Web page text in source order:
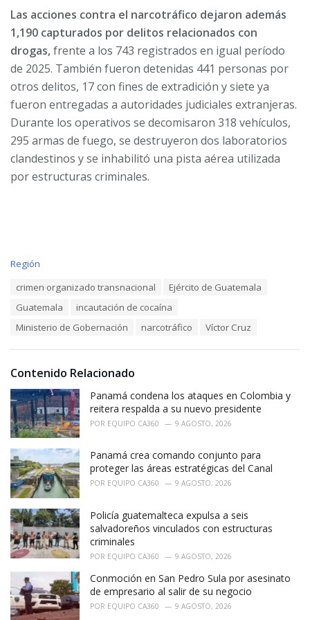
Las acciones contra el narcotráfico dejaron además
1,190 capturados por delitos relacionados con
drogas,frente a los 743 registrados en igual período
de 2025. También fueron detenidas 441 personas por
otros delitos, 17 con fines de extradición y siete ya
fueron entregadas a autoridades judiciales extranjeras.
Durante los operativos se decomisaron 318 vehículos,
295 armas de fuego, se destruyeron dos laboratorios
clandestinos y se inhabilitó una pista aérea utilizada
por estructuras criminales.
C
s
:
Región
crimen organizado transnacional
Ejército de Guatemala
Guatemala
incautación de cocaína
Ministerio de Gobernación
narcotráfico Víctor Cruz
Contenido Relacionado
Panamá condena los ataques en Colombia y
reitera respalda a su nuevo presidente
POR EQUIPO CA360 9 AGOSTO, 2026
Panamá crea comando conjunto para
proteger las áreas estratégicas del Canal
POR EQUIPO CA360 9 AGOSTO, 2026
Policía guatemalteca expulsa a seis
salvadoreños vinculados con estructuras
criminales
POR EQUIPO CA360 9 AGOSTO, 2026
Conmoción en San Pedro Sula por asesinato
de empresario al salir de su negocio
POR EQUIPO CA360 9 AGOSTO, 2026